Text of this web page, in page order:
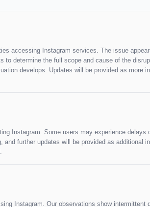
accessing Instagram services. The issue
determine the full scope and cause of the
develops. Updates will be provided as more
Instagram. Some users may experience delays
further updates will be provided as additional
Instagram. Our observations show intermittent